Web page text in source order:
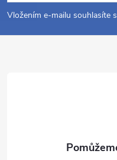
p
a
Vložením e-mailu souhlasíte s